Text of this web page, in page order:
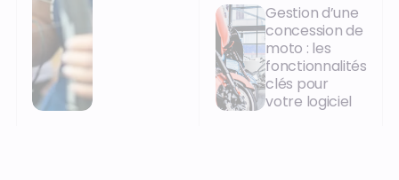
Gestion d’une
concession de
moto : les
fonctionnalités
clés pour
votre logiciel